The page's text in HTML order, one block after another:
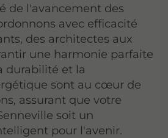
de l'avancement des
avec efficacité
des architectes aux
une harmonie parfaite
durabilité et la
sont au cœur de
assurant que votre
soit un
pour l'avenir.